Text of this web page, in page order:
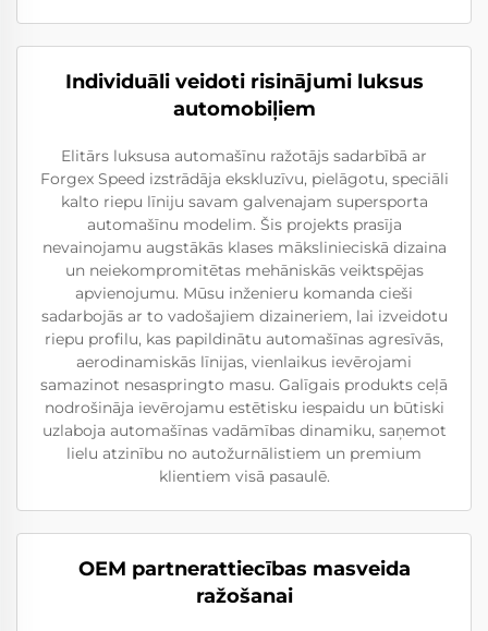
Individuāli veidoti risinājumi luksus
automobiļiem
Elitārs luksusa automašīnu ražotājs sadarbībā ar
Forgex Speed izstrādāja ekskluzīvu, pielāgotu, speciāli
kalto riepu līniju savam galvenajam supersporta
automašīnu modelim. Šis projekts prasīja
nevainojamu augstākās klases mākslinieciskā dizaina
un neiekompromitētas mehāniskās veiktspējas
apvienojumu. Mūsu inženieru komanda cieši
sadarbojās ar to vadošajiem dizaineriem, lai izveidotu
riepu profilu, kas papildinātu automašīnas agresīvās,
aerodinamiskās līnijas, vienlaikus ievērojami
samazinot nesaspringto masu. Galīgais produkts ceļā
nodrošināja ievērojamu estētisku iespaidu un būtiski
uzlaboja automašīnas vadāmības dinamiku, saņemot
lielu atzinību no autožurnālistiem un premium
klientiem visā pasaulē.
OEM partnerattiecības masveida
ražošanai